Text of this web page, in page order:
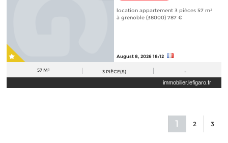
location appartement 3 pièces 57 m²
à grenoble (38000) 787 €
August 8, 2026 18:12
57 M² 3 PIÈCE(S) -
immobilier.lefigaro.fr
1 2 3